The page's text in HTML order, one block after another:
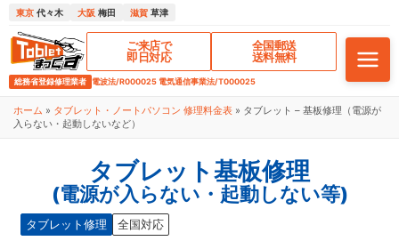
東京 代々木 大阪 梅田 滋賀 草津
ご来店で
即日対応
全国郵送
送料無料
総務省登録修理業者 電波法/R000025 電気通信事業法/T000025
ホーム » タブレット・ノートパソコン 修理料金表 » タブレット – 基板修理（電源が
入らない・起動しないなど）
タブレット基板修理
(電源が入らない・起動しない等)
タブレット修理 全国対応